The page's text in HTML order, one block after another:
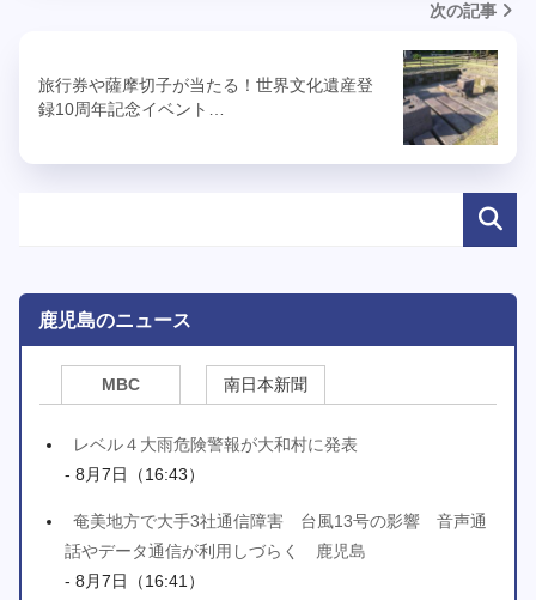
次の記事
旅行券や薩摩切子が当たる！世界文化遺産登
録10周年記念イベント…
鹿児島のニュース
MBC 南日本新聞
レベル４大雨危険警報が大和村に発表
- 8月7日（16:43）
奄美地方で大手3社通信障害 台風13号の影響 音声通
話やデータ通信が利用しづらく 鹿児島
- 8月7日（16:41）